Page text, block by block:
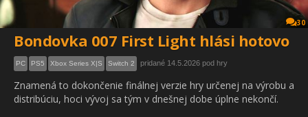
30
Bondovka 007 First Light hlási hotovo
PC PS5 Xbox Series X|S Switch 2 pridané 14.5.2026 pod hry
Znamená to dokončenie finálnej verzie hry určenej na výrobu a
distribúciu, hoci vývoj sa tým v dnešnej dobe úplne nekončí.